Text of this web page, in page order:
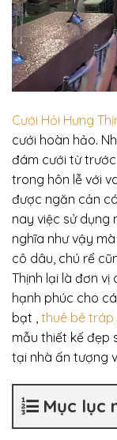
Cưới Hỏi Hưng
cưới hoàn hảo.
đám cưới từ
trong hôn lễ với
được ngăn cản
nay việc sử dụng
nghĩa như vậy
cô dâu, chú rể
Thịnh lại là đơn vị
hạnh phúc cho
bạt , thuê bê tráp
mẫu thiết kế đẹp
tại nhà ấn tượng
Mục lục